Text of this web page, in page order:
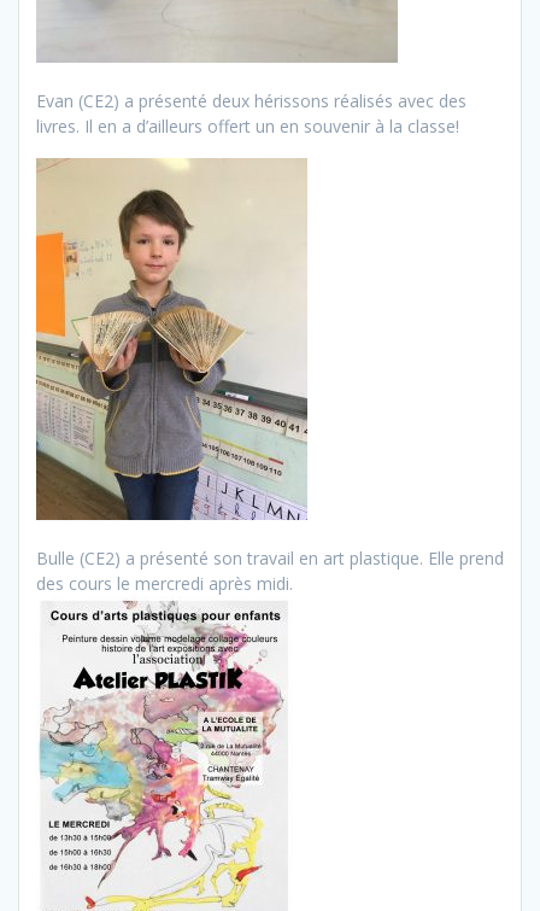
Evan (CE2) a présenté deux hérissons réalisés avec des
livres. Il en a d’ailleurs offert un en souvenir à la classe!
Bulle (CE2) a présenté son travail en art plastique. Elle prend
des cours le mercredi après midi.